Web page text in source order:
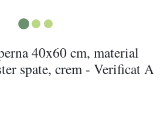
40x60 cm, material
spate, crem - Verificat A